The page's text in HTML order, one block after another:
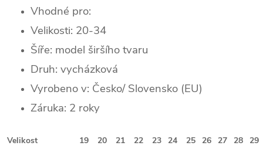
Vhodné pro:
Velikosti: 20-34
Šíře: model širšího tvaru
Druh: vycházková
Vyrobeno v: Česko/ Slovensko (EU)
Záruka: 2 roky
Velikost 19 20 21 22 23 24 25 26 27 28
29